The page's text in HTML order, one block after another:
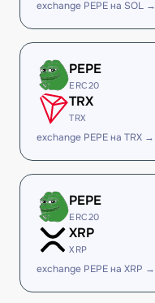
exchange PEPE на SOL →
PEPE
ERC20
TRX
TRX
exchange PEPE на TRX →
PEPE
ERC20
XRP
XRP
exchange PEPE на XRP →